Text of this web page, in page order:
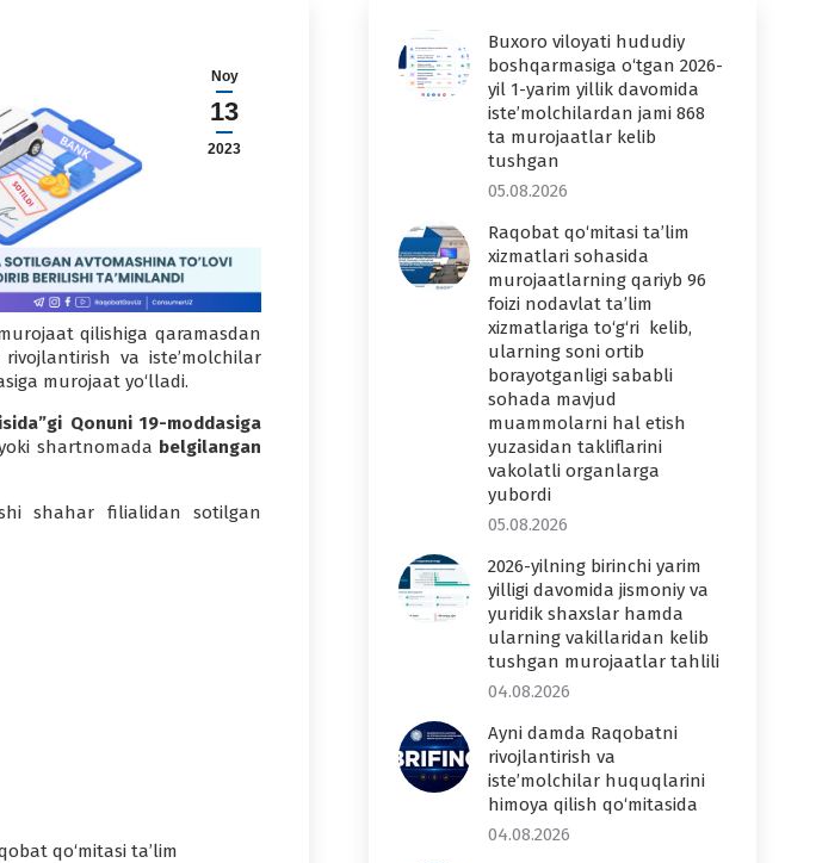
Noy
13
2023
qilishiga qaramasdan
va iste’molchilar
murojaat yo‘lladi.
Qonuni 19-moddasiga
shartnomada belgilangan
shahar filialidan sotilgan
qo‘mitasi ta’lim
Buxoro viloyati hududiy
boshqarmasiga o‘tgan 2026-
yil 1-yarim yillik davomida
iste’molchilardan jami 868
ta murojaatlar kelib
tushgan
05.08.2026
Raqobat qo‘mitasi ta’lim
xizmatlari sohasida
murojaatlarning qariyb 96
foizi nodavlat ta’lim
xizmatlariga to‘g‘ri kelib,
ularning soni ortib
borayotganligi sababli
sohada mavjud
muammolarni hal etish
yuzasidan takliflarini
vakolatli organlarga
yubordi
05.08.2026
2026-yilning birinchi yarim
yilligi davomida jismoniy va
yuridik shaxslar hamda
ularning vakillaridan kelib
tushgan murojaatlar tahlili
04.08.2026
Ayni damda Raqobatni
rivojlantirish va
iste’molchilar huquqlarini
himoya qilish qo‘mitasida
04.08.2026